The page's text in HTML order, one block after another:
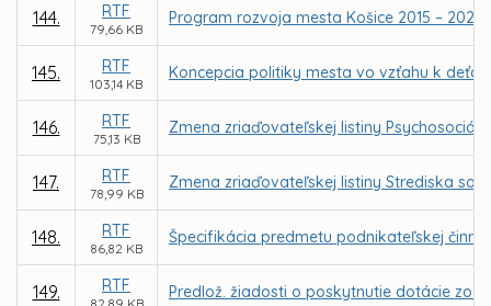
144. RTF
79,66 KB
Program rozvoja mesta Košice 2015 –
145. RTF
103,14 KB
Koncepcia politiky mesta vo vzťahu k
146. RTF
75,13 KB
Zmena zriaďovateľskej listiny
147. RTF
78,99 KB
Zmena zriaďovateľskej listiny Strediska
148. RTF
86,82 KB
Špecifikácia predmetu podnikateľskej
149. RTF Predlož. žiadosti o poskytnutie dotácie zo